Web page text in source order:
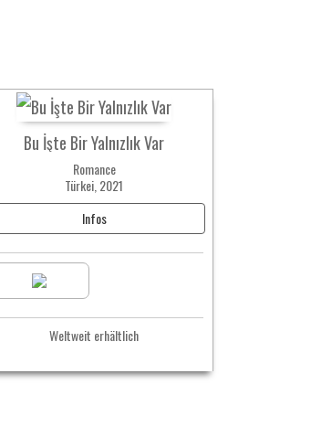
Bu İşte Bir Yalnızlık Var
Romance
Türkei, 2021
Infos
Weltweit erhältlich